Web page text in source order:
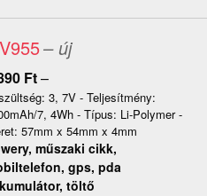
– új
Ft–
3, 7V - Teljesítmény:
7, 4Wh - Típus: Li-Polymer -
57mm x 54mm x 4mm
műszaki cikk,
gps, pda
töltő